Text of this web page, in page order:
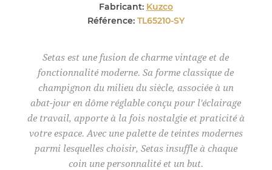
Fabricant: Kuzco
Référence: TL65210-SY
Setas est une fusion de charme vintage et de
fonctionnalité moderne. Sa forme classique de
champignon du milieu du siècle, associée à un
abat-jour en dôme réglable conçu pour l'éclairage
de travail, apporte à la fois nostalgie et praticité à
votre espace. Avec une palette de teintes modernes
parmi lesquelles choisir, Setas insuffle à chaque
coin une personnalité et un but.